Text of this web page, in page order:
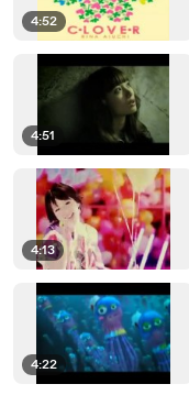
4:52
4:51
4:13
4:22